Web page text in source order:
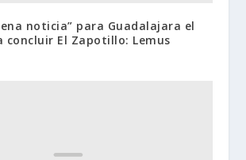
noticia” para Guadalajara el
concluir El Zapotillo: Lemus